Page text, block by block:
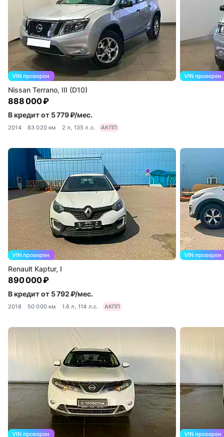
Nissan Terrano, III (D10)
888 000 ₽
В кредит от 5 779 ₽/мес.
2014 83 020 км 2 л, 135 л.с. АКПП
Renault Kaptur, I
890 000 ₽
В кредит от 5 792 ₽/мес.
2018 50 000 км 1.6 л, 114 л.с. АКПП